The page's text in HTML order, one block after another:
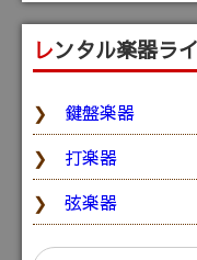
レンタル楽器ラ
鍵盤楽器
打楽器
弦楽器